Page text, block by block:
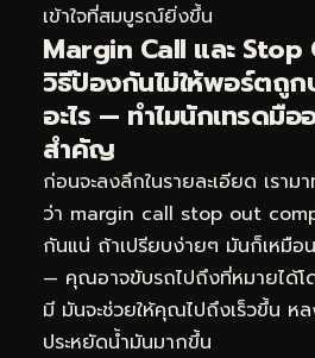
เข้าใจที่สมบูรณ์ยิ่งขึ้น
Margin Call และ Stop
วิธีป้องกันไม่ให้พอร์ตถู
อะไร — ทำไมนักเทรดมื
สำคัญ
ก่อนจะลงลึกในรายละเอียด เราม
ว่า margin call stop out
กันแน่ ถ้าเปรียบง่ายๆ มันก็เหมือ
— คุณอาจขับรถไปถึงที่หมายได้โ
มี มันจะช่วยให้คุณไปถึงเร็วขึ้น ห
ประหยัดน้ำมันมากขึ้น